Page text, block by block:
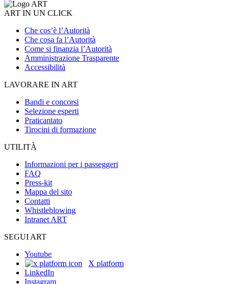
ART IN UN CLICK
Che cos’è l’Autorità
Che cosa fa l’Autorità
Come si finanzia l’Autorità
Amministrazione Trasparente
Accessibilità
LAVORARE IN ART
Bandi e concorsi
Selezione esperti
Praticantato
Tirocini di formazione
UTILITÀ
Informazioni per i passeggeri
FAQ
Press-kit
Mappa del sito
Contatti
Whistleblowing
Intranet ART
SEGUI ART
Youtube
X platform
LinkedIn
Instagram